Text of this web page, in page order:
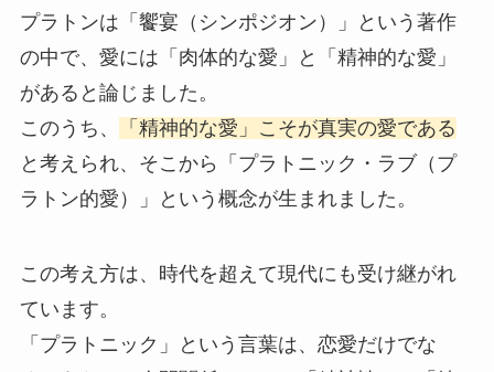
プラトンは「饗宴（シンポジオン）」という著作
の中で、愛には「肉体的な愛」と「精神的な愛」
があると論じました。
このうち、
「精神的な愛」こそが真実の愛である
と考えられ、そこから「プラトニック・ラブ（プ
ラトン的愛）」という概念が生まれました。
この考え方は、時代を超えて現代にも受け継がれ
ています。
「プラトニック」という言葉は、恋愛だけでな